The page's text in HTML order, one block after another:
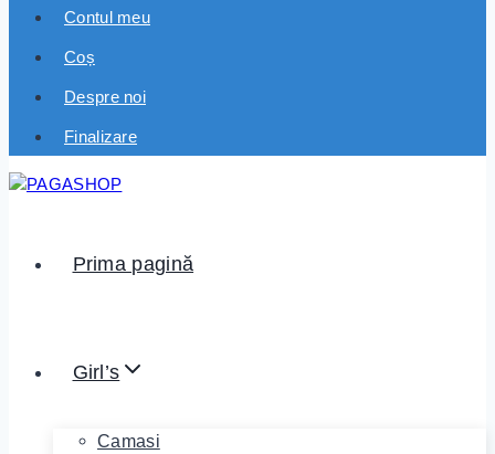
Contul meu
Coș
Despre noi
Finalizare
Prima pagină
Girl’s
Camasi